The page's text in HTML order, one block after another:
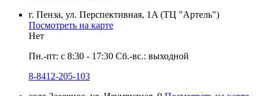
г. Пенза, ул. Перспективная, 1A (ТЦ "Артель")
Посмотреть на карте
Нет
Пн.-пт: с 8:30 - 17:30 Сб.-вс.: выходной
8-8412-205-103